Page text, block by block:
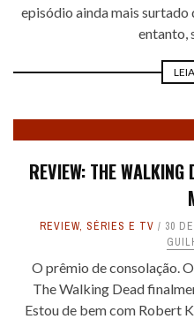
episódio ainda mais surtado
entanto,
REVIEW: THE
REVIEW, SÉRIES E TV 30
O prêmio de consolação.
The Walking Dead
Estou de bem com Robert